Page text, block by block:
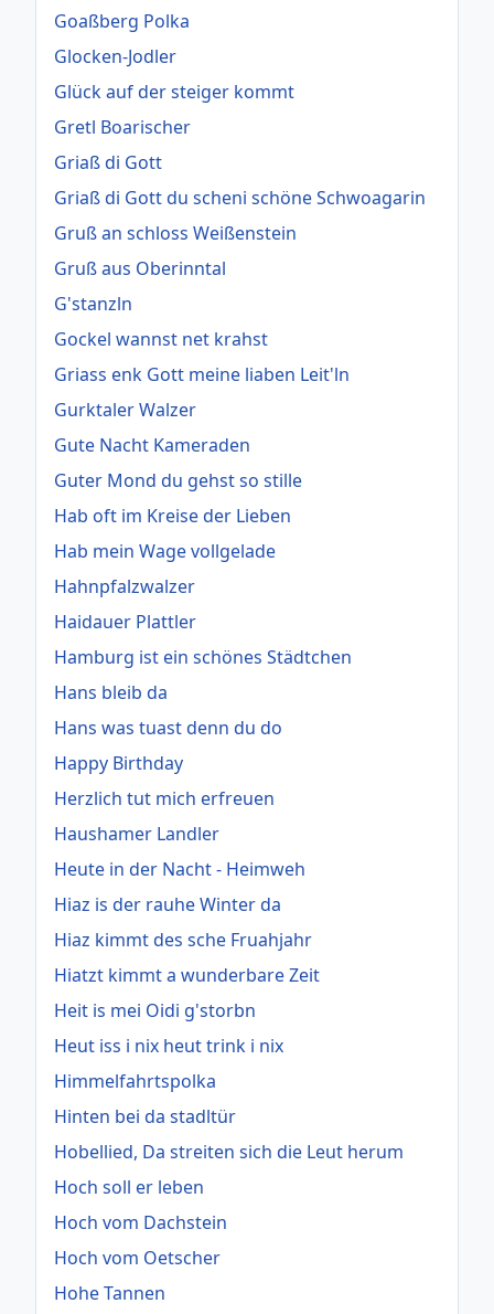
Goaßberg Polka
Glocken-Jodler
Glück auf der steiger kommt
Gretl Boarischer
Griaß di Gott
Griaß di Gott du scheni schöne Schwoagarin
Gruß an schloss Weißenstein
Gruß aus Oberinntal
G'stanzln
Gockel wannst net krahst
Griass enk Gott meine liaben Leit'ln
Gurktaler Walzer
Gute Nacht Kameraden
Guter Mond du gehst so stille
Hab oft im Kreise der Lieben
Hab mein Wage vollgelade
Hahnpfalzwalzer
Haidauer Plattler
Hamburg ist ein schönes Städtchen
Hans bleib da
Hans was tuast denn du do
Happy Birthday
Herzlich tut mich erfreuen
Haushamer Landler
Heute in der Nacht - Heimweh
Hiaz is der rauhe Winter da
Hiaz kimmt des sche Fruahjahr
Hiatzt kimmt a wunderbare Zeit
Heit is mei Oidi g'storbn
Heut iss i nix heut trink i nix
Himmelfahrtspolka
Hinten bei da stadltür
Hobellied, Da streiten sich die Leut herum
Hoch soll er leben
Hoch vom Dachstein
Hoch vom Oetscher
Hohe Tannen